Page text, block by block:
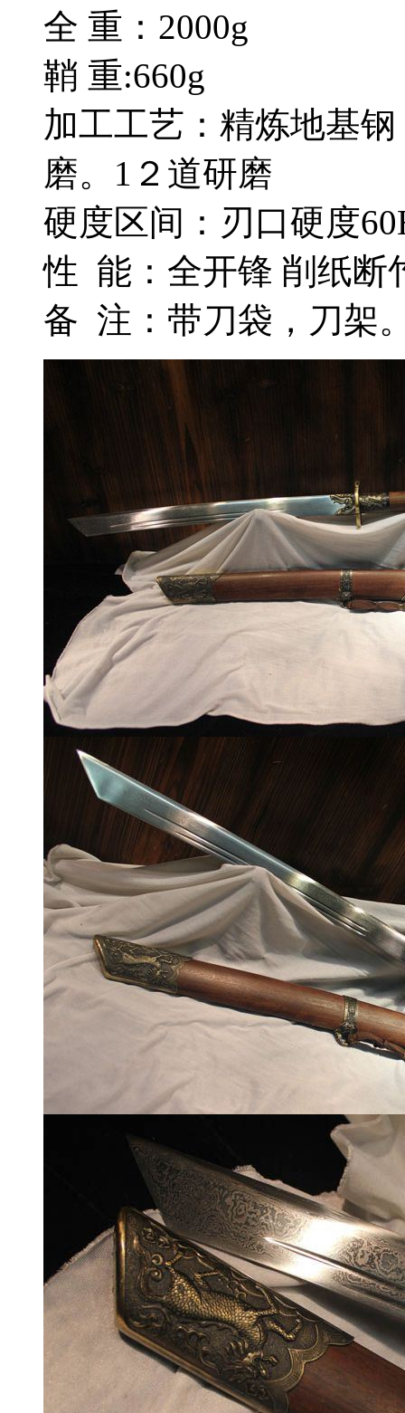
全 重：2000g
鞘 重:660g
加工工艺：精炼地基
磨。1２道研磨
硬度区间：刃口硬度
性 能：全开锋 削纸断
备 注：带刀袋，刀架